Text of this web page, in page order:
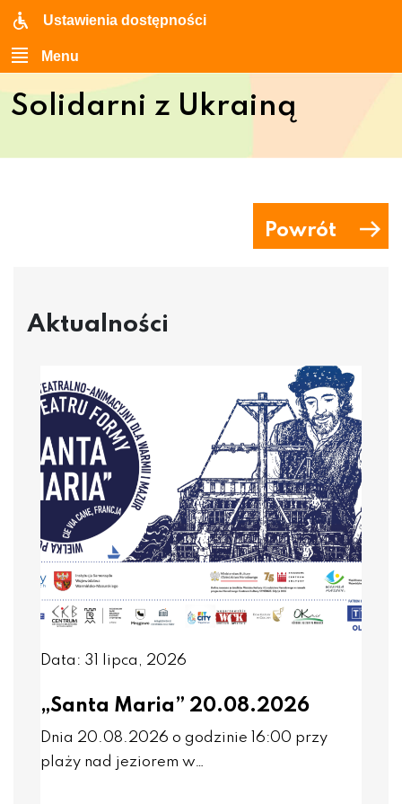
Ustawienia dostępności
Menu
Solidarni z Ukrainą
Powrót
Aktualności
Data: 31 lipca, 2026
„Santa Maria” 20.08.2026
Dnia 20.08.2026 o godzinie 16:00 przy
plaży nad jeziorem w…